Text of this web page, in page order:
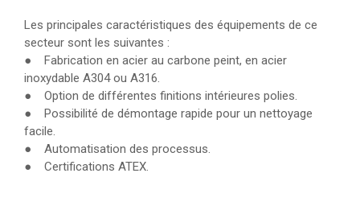
Les principales caractéristiques des équipements de ce
secteur sont les suivantes :
● Fabrication en acier au carbone peint, en acier
inoxydable A304 ou A316.
● Option de différentes finitions intérieures polies.
● Possibilité de démontage rapide pour un nettoyage
facile.
● Automatisation des processus.
● Certifications ATEX.